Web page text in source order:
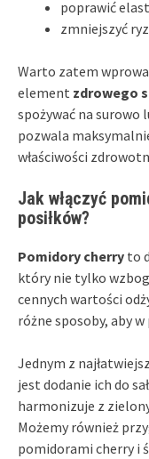
poprawić
zmniejszyć
Warto zatem
element zdrowego
spożywać na surowo
pozwala
właściwości
Jak włączyć
posiłków?
Pomidory cherry to
który nie tylko
cennych wartości
różne sposoby, aby w
Jednym z
jest dodanie ich do
harmonizuje z
Możemy również
pomidorami cherry i